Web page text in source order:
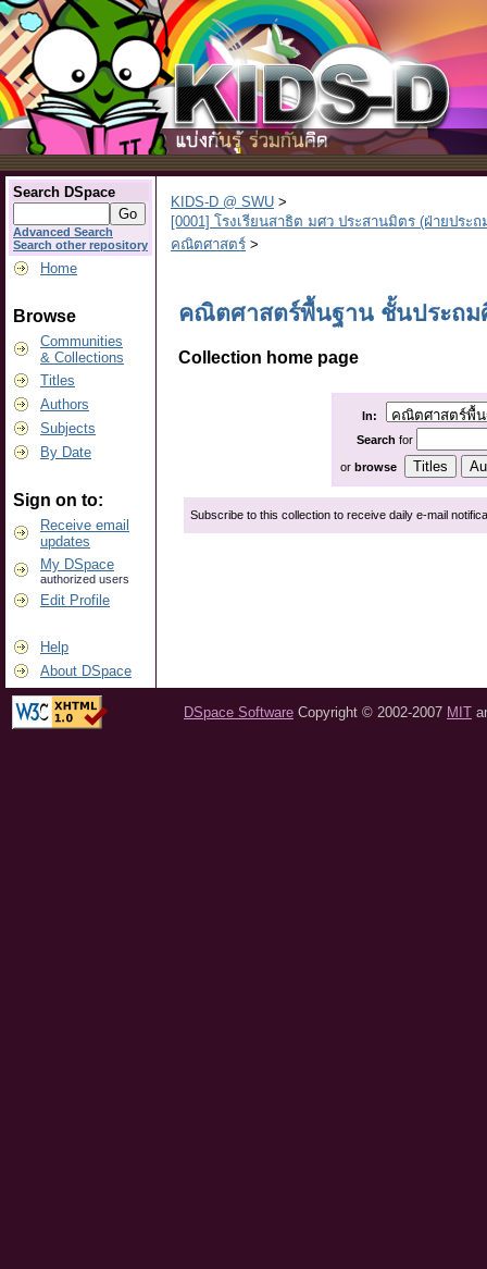
Search DSpace
Advanced Search
Search other repository
Home
Browse
Communities
& Collections
Titles
Authors
Subjects
By Date
Sign on to:
Receive email
updates
My DSpace
authorized users
Edit Profile
Help
About DSpace
KIDS-D @ SWU >
[0001] โรงเรียนสาธิต มศว ประสานมิตร (ฝ่ายประถ
คณิตศาสตร์ >
คณิตศาสตร์พื้นฐาน ชั้นประถม
Collection home page
In:
Search for
or browse
Subscribe to this collection to receive daily e-mail
DSpace Software Copyright © 2002-2007 MIT